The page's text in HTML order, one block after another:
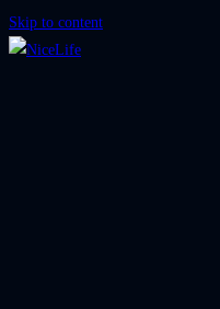
Skip to content